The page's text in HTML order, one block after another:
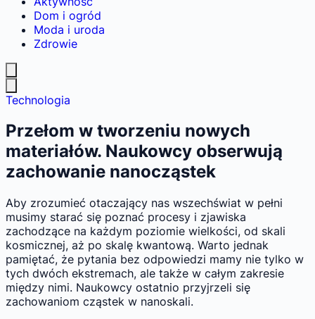
Dom i ogród
Moda i uroda
Zdrowie
Technologia
Przełom w tworzeniu nowych
materiałów. Naukowcy obserwują
zachowanie nanocząstek
Aby zrozumieć otaczający nas wszechświat w pełni
musimy starać się poznać procesy i zjawiska
zachodzące na każdym poziomie wielkości, od skali
kosmicznej, aż po skalę kwantową. Warto jednak
pamiętać, że pytania bez odpowiedzi mamy nie tylko w
tych dwóch ekstremach, ale także w całym zakresie
między nimi. Naukowcy ostatnio przyjrzeli się
zachowaniom cząstek w nanoskali.